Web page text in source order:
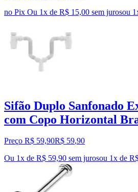
no Pix Ou 1x de R$ 15,00 sem jurosou 1
Sifão Duplo Sanfonado
com Copo Horizontal
Preço R$ 59,90R$ 59,90
Ou 1x de R$ 59,90 sem jurosou 1x de